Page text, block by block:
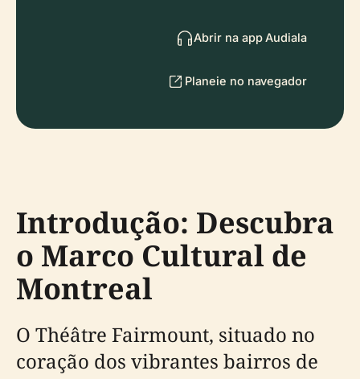
Abrir na app Audiala
Planeie no navegador
Introdução: Descubra
o Marco Cultural de
Montreal
O Théâtre Fairmount, situado no
coração dos vibrantes bairros de